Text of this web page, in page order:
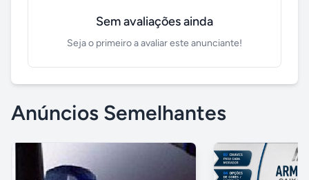
Sem avaliações ainda
Seja o primeiro a avaliar este anunciante!
Anúncios Semelhantes